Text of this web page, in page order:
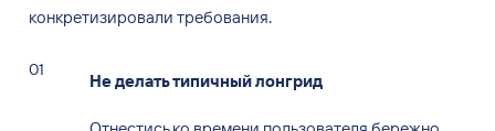
конкретизировали требования.
Не делать типичный лонгрид